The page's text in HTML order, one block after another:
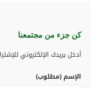
كن جزء من مجتمعنا​
أدخل بريدك الإلكتروني
الإسم (مطلوب)